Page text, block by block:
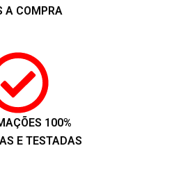
A COMPRA
100%
E TESTADAS